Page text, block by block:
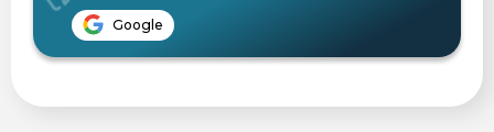
Google